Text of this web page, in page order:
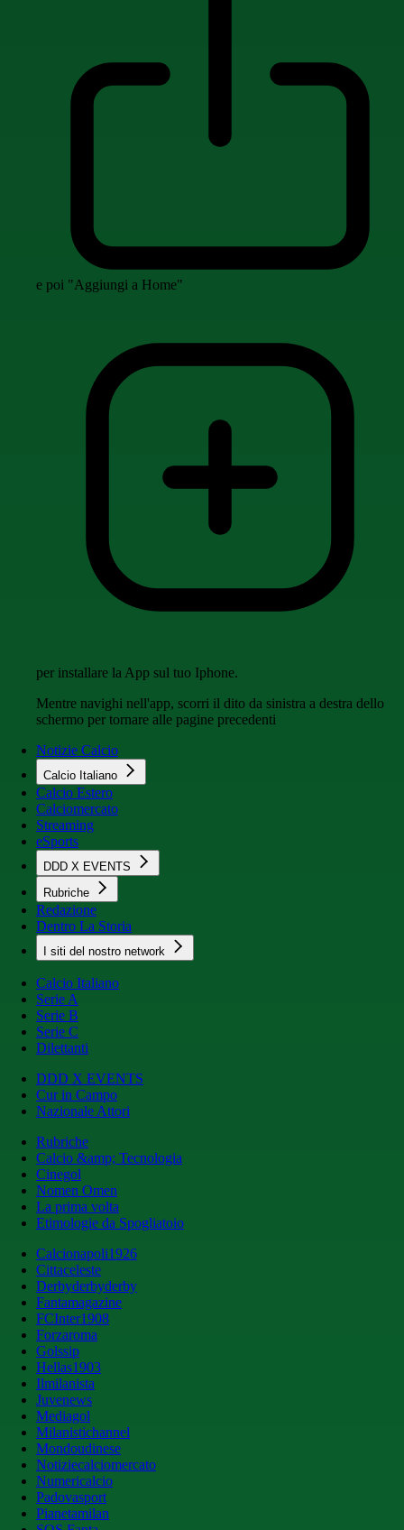
e poi "Aggiungi a Home"
per installare la App sul tuo Iphone.
Mentre navighi nell'app, scorri il dito da sinistra a destra dello
schermo per tornare alle pagine precedenti
Notizie Calcio
Calcio Italiano
Calcio Estero
Calciomercato
Streaming
eSports
DDD X EVENTS
Rubriche
Redazione
Dentro La Storia
I siti del nostro network
Calcio Italiano
Serie A
Serie B
Serie C
Dilettanti
DDD X EVENTS
Cur in Campo
Nazionale Attori
Rubriche
Calcio &amp; Tecnologia
Cinegol
Nomen Omen
La prima volta
Etimologie da Spogliatoio
Calcionapoli1926
Cittaceleste
Derbyderbyderby
Fantamagazine
FCInter1908
Forzaroma
Golssip
Hellas1903
Ilmilanista
Juvenews
Mediagol
Milanistichannel
Mondoudinese
Notiziecalciomercato
Numericalcio
Padovasport
Pianetamilan